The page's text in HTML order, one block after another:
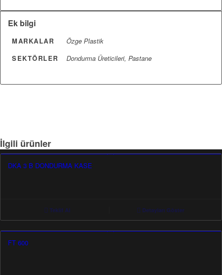
Ek bilgi
MARKALAR
Özge Plastik
SEKTÖRLER
Dondurma Üreticileri, Pastane
İlgili ürünler
DKA 3 B DONDURMA KASE
Teklif Al Detayları Göster
FT 600